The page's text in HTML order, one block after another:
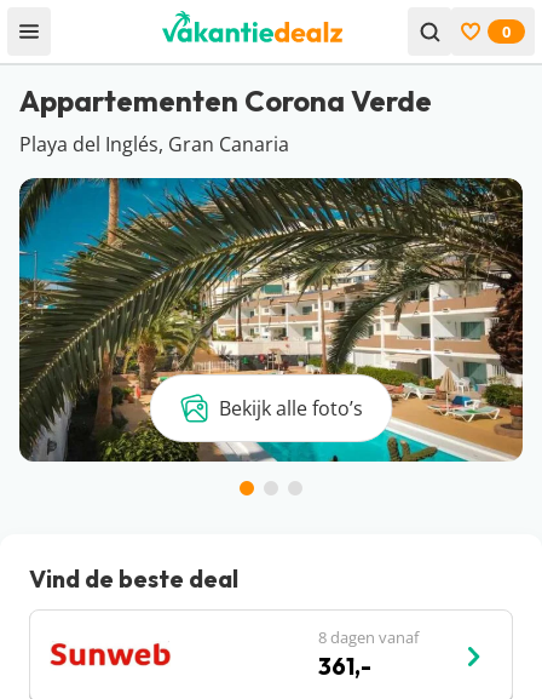
Open menu Bekijk
0
Appartementen Corona Verde
Playa del Inglés, Gran Canaria
Bekijk alle foto’s
Vind de beste deal
8 dagen vanaf
361,-